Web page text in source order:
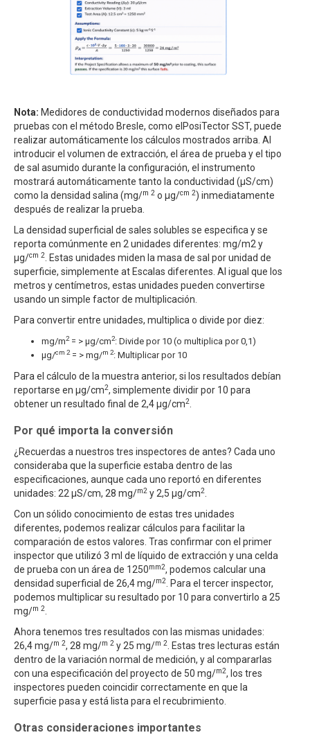
Nota: Medidores de conductividad modernos diseñados para
pruebas con el método Bresle, como elPosiTector SST, puede
realizar automáticamente los cálculos mostrados arriba. Al
introducir el volumen de extracción, el área de prueba y el tipo
de sal asumido durante la configuración, el instrumento
mostrará automáticamente tanto la conductividad (μS/cm)
como la densidad salina (mg/m 2 o μg/cm 2) inmediatamente
después de realizar la prueba.
La densidad superficial de sales solubles se especifica y se
reporta comúnmente en 2 unidades diferentes: mg/m2 y
μg/cm 2
. Estas unidades miden la masa de sal por unidad de
superficie, simplemente at Escalas diferentes. Al igual que los
metros y centímetros, estas unidades pueden convertirse
usando un simple factor de multiplicación.
Para convertir entre unidades, multiplica o divide por diez:
mg/m2= > μg/cm2: Divide por 10 (o multiplica por 0,1)
μg/cm 2= > mg/m 2: Multiplicar por 10
Para el cálculo de la muestra anterior, si los resultados debían
reportarse en μg/cm2, simplemente dividir por 10 para
obtener un resultado final de 2,4 μg/cm2
Por qué importa la conversión
¿Recuerdas a nuestros tres inspectores de antes? Cada uno
consideraba que la superficie estaba dentro de las
especificaciones, aunque cada uno reportó en diferentes
unidades: 22 μS/cm, 28 mg/m2 y 2,5 μg/cm2
Con un sólido conocimiento de estas tres unidades
diferentes, podemos realizar cálculos para facilitar la
comparación de estos valores. Tras confirmar con el primer
inspector que utilizó 3 ml de líquido de extracción y una celda
de prueba con un área de 1250mm2, podemos calcular una
densidad superficial de 26,4 mg/m2
. Para el tercer inspector,
podemos multiplicar su resultado por 10 para convertirlo a 25
mg/m 2
Ahora tenemos tres resultados con las mismas unidades:
26,4 mg/m 2, 28 mg/m 2 y 25 mg/m 2
. Estas tres lecturas están
dentro de la variación normal de medición, y al compararlas
con una especificación del proyecto de 50 mg/m2, los tres
inspectores pueden coincidir correctamente en que la
superficie pasa y está lista para el recubrimiento.
Otras consideraciones importantes